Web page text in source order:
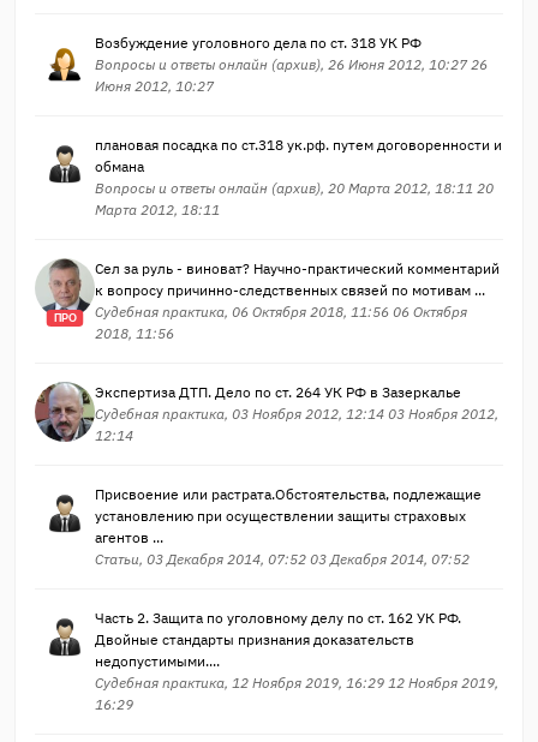
Возбуждение уголовного дела по ст. 318 УК РФ
Вопросы и ответы онлайн (архив), 26 Июня 2012, 10:27 26
Июня 2012, 10:27
плановая посадка по ст.318 ук.рф. путем договоренности и
обмана
Вопросы и ответы онлайн (архив), 20 Марта 2012, 18:11 20
Марта 2012, 18:11
ПРО
Сел за руль - виноват? Научно-практический комментарий
к вопросу причинно-следственных связей по мотивам ...
Судебная практика, 06 Октября 2018, 11:56 06 Октября
2018, 11:56
Экспертиза ДТП. Дело по ст. 264 УК РФ в Зазеркалье
Судебная практика, 03 Ноября 2012, 12:14 03 Ноября 2012,
12:14
Присвоение или растрата.Обстоятельства, подлежащие
установлению при осуществлении защиты страховых
агентов ...
Статьи, 03 Декабря 2014, 07:52 03 Декабря 2014, 07:52
Часть 2. Защита по уголовному делу по ст. 162 УК РФ.
Двойные стандарты признания доказательств
недопустимыми....
Судебная практика, 12 Ноября 2019, 16:29 12 Ноября 2019,
16:29